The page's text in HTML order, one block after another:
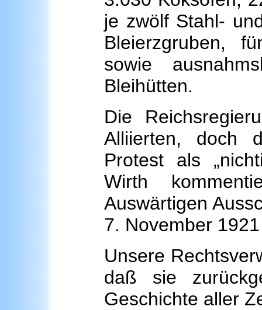
je zwölf Stahl-
Bleierzgruben,
sowie
Bleihütten.
Die
Alliierten, doch
Protest als
Wirth
Auswärtigen
7. November
Unsere
daß sie
Geschichte aller